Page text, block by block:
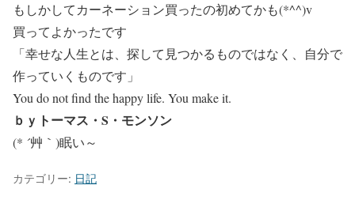
もしかしてカーネーション買ったの初めてかも(*^^)v
買ってよかったです
「幸せな人生とは、探して見つかるものではなく、自分で
作っていくものです」
You do not find the happy life. You make it.
ｂｙトーマス・S・モンソン
(* ´艸｀)眠い～
カテゴリー: 日記